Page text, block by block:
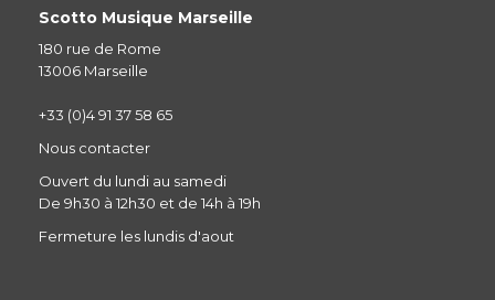
Scotto Musique Marseille
180 rue de Rome
13006 Marseille
+33 (0)4 91 37 58 65
Nous contacter
Ouvert du lundi au samedi
De 9h30 à 12h30 et de 14h à 19h
Fermeture les lundis d'aout